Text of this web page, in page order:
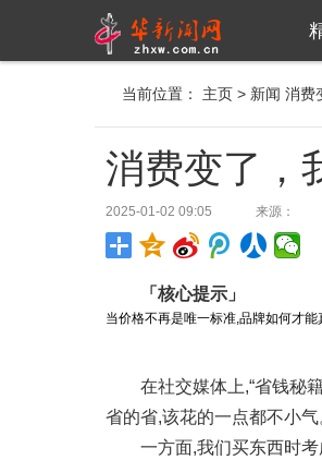
当前位置： 主页 > 新闻 消费
消费变了，
2025-01-02 09:05 来源：
「核心提示」
当价格不再是唯一标准,品牌如何才
在社交媒体上,“省钱秘
省的省,该花的一点都不小气
一方面,我们买东西时